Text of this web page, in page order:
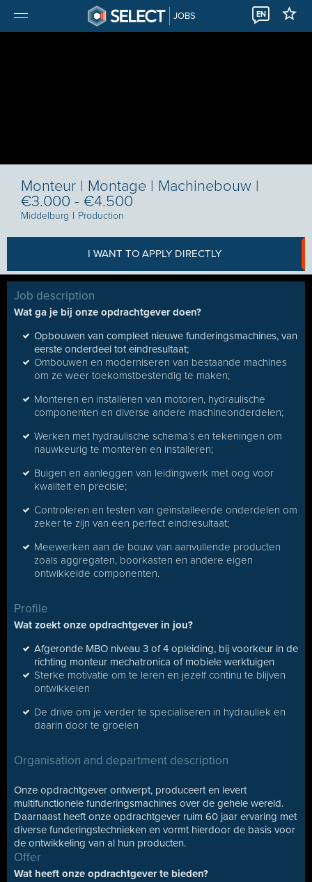
JOBS EN
Monteur | Montage | Machinebouw |
€3.000 - €4.500
Middelburg I Production
I WANT TO APPLY DIRECTLY
Job description
Wat ga je bij onze opdrachtgever doen?
Opbouwen van compleet nieuwe funderingsmachines, van
eerste onderdeel tot eindresultaat;
Ombouwen en moderniseren van bestaande machines
om ze weer toekomstbestendig te maken;
Monteren en installeren van motoren, hydraulische
componenten en diverse andere machineonderdelen;
Werken met hydraulische schema’s en tekeningen om
nauwkeurig te monteren en installeren;
Buigen en aanleggen van leidingwerk met oog voor
kwaliteit en precisie;
Controleren en testen van geïnstalleerde onderdelen om
zeker te zijn van een perfect eindresultaat;
Meewerken aan de bouw van aanvullende producten
zoals aggregaten, boorkasten en andere eigen
ontwikkelde componenten.
Profile
Wat zoekt onze opdrachtgever in jou?
Afgeronde MBO niveau 3 of 4 opleiding, bij voorkeur in de
richting monteur mechatronica of mobiele werktuigen
Sterke motivatie om te leren en jezelf continu te blijven
ontwikkelen
De drive om je verder te specialiseren in hydrauliek en
daarin door te groeien
Organisation and department description
Onze opdrachtgever ontwerpt, produceert en levert
multifunctionele funderingsmachines over de gehele wereld.
Daarnaast heeft onze opdrachtgever ruim 60 jaar ervaring met
diverse funderingstechnieken en vormt hierdoor de basis voor
de ontwikkeling van al hun producten.
Offer
Wat heeft onze opdrachtgever te bieden?